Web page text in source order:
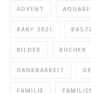
ADVENT
BABY 2021
BILDER BÜCHER
DANKBARKEIT
FAMILIE